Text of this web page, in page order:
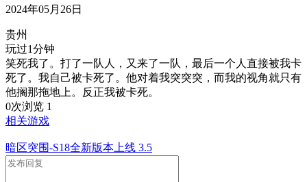
2024年05月26日
贵州
玩过1分钟
笑死我了。打了一队人，又来了一队，最后一个人直接被我卡
死了。我自己被卡死了。他对着我突突突，而我的视角就只有
他搁那拖地上。反正我被卡死。
0次浏览 1
相关游戏
暗区突围-S18全新版本上线 3.5